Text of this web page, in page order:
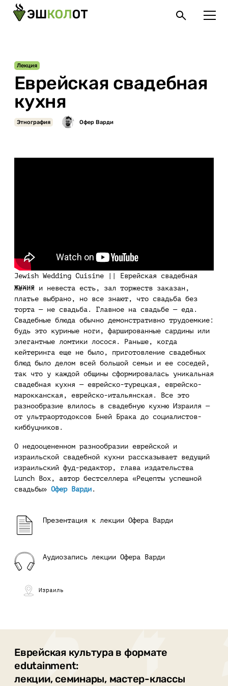
Еврейская свадебная
кухня
Лекция
Этнография
Jewish Wedding Cuisine || Еврейская свадебная
кухня
Жених и невеста есть, зал торжеств заказан,
платье выбрано, но все знают, что свадьба без
торта — не свадьба. Главное на свадьбе — еда.
Свадебные блюда обычно демонстративно трудоемкие:
будь это куриные ноги, фаршированные сардины или
элегантные ломтики лосося. Раньше, когда
кейтеринга еще не было, приготовление свадебных
блюд было делом всей большой семьи и ее соседей,
так что у каждой общины сформировалась уникальная
свадебная кухня — еврейско-турецкая, еврейско-
марокканская, еврейско-итальянская. Все это
разнообразие влилось в свадебную кухню Израиля —
от ультраортодоксов Бней Брака до социалистов-
киббуцников.
О недооцененном разнообразии еврейской и
израильской свадебной кухни рассказывает ведущий
израильский фуд-редактор, глава издательства
Lunch Box, автор бестселлера «Рецепты успешной
свадьбы» Офер Варди .
Презентация к лекции Офера Варди
Аудиозапись лекции Офера Варди
Израиль
Еврейская культура в формате
edutainment:
лекции, семинары, мастер-классы